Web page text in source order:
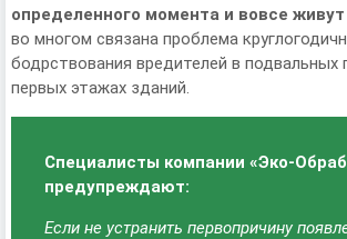
определенного момента и вовсе
во многом связана проблема
бодрствования вредителей в подвальных
первых этажах зданий.
Специалисты компании «Эко-
предупреждают:
Если не устранить первопричину